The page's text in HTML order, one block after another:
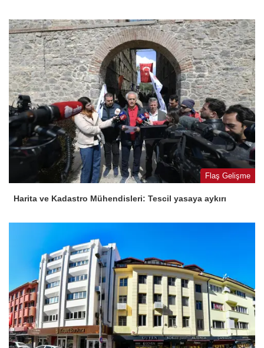
Flaş Gelişme
Harita ve Kadastro Mühendisleri: Tescil yasaya aykırı